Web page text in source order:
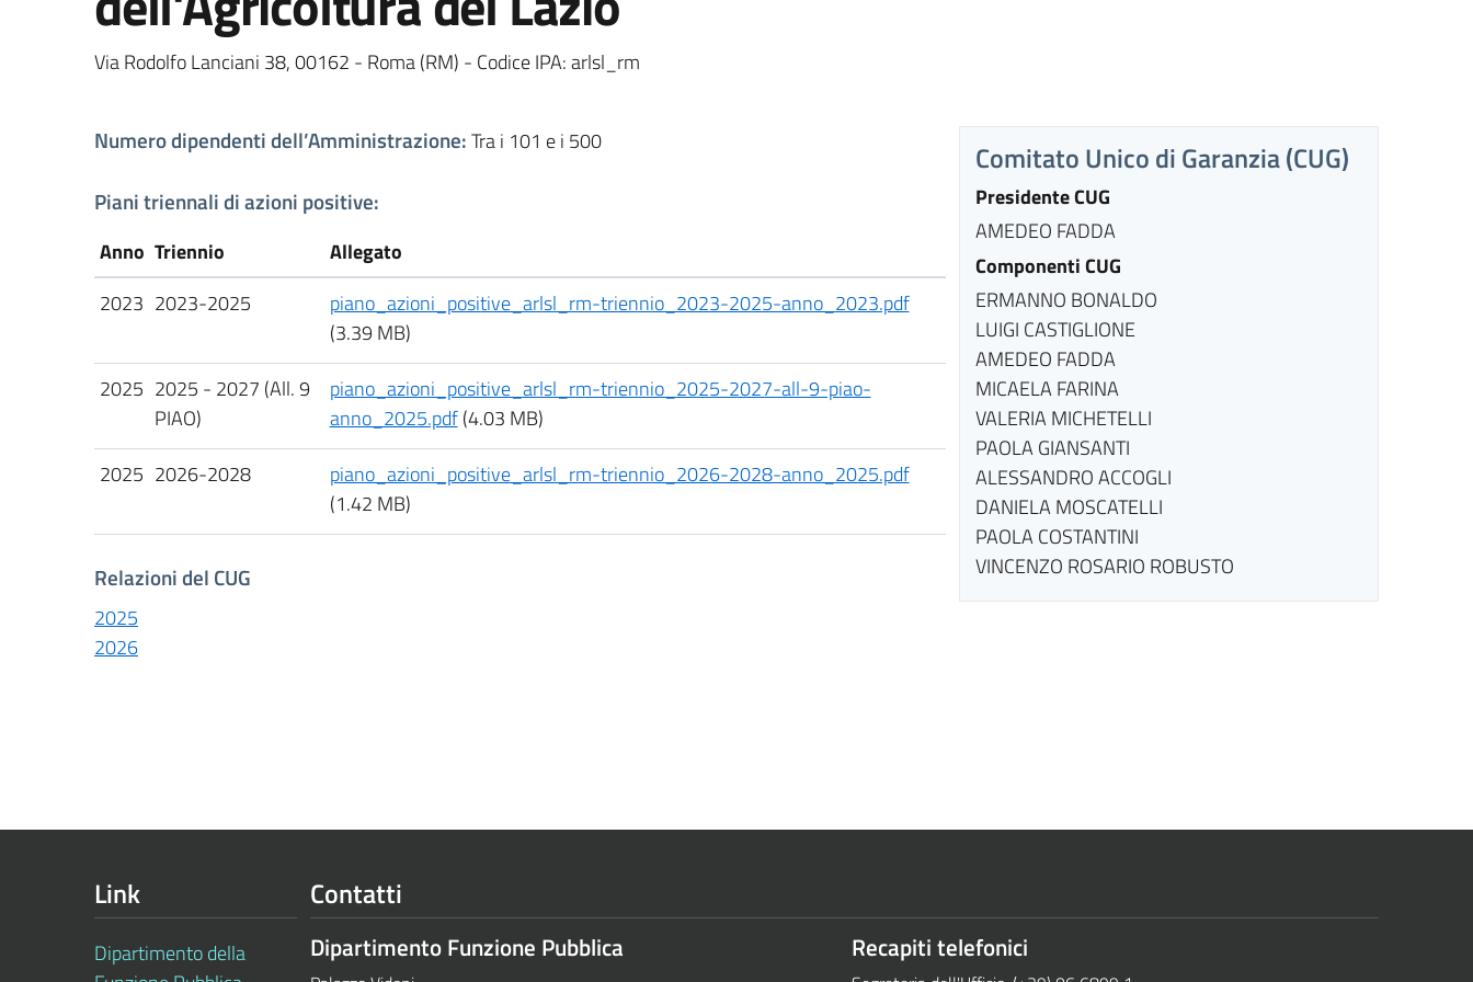
Via Rodolfo Lanciani 38, 00162 - Roma (RM) - Codice IPA: arlsl_rm
Numero dipendenti dell’Amministrazione:Tra i 101 e i 500
Piani triennali di azioni positive:
Anno Triennio
Allegato
2023 2023-2025
piano_azioni_positive_arlsl_rm-triennio_2023-2025-anno_2023.pdf
(3.39 MB)
2025 2025 - 2027 (All. 9
PIAO)
piano_azioni_positive_arlsl_rm-triennio_2025-2027-all-9-piao-
anno_2025.pdf (4.03 MB)
2025 2026-2028
piano_azioni_positive_arlsl_rm-triennio_2026-2028-anno_2025.pdf
(1.42 MB)
Relazioni del CUG
2025
2026
Comitato Unico di Garanzia (CUG)
Presidente CUG
AMEDEO FADDA
Componenti CUG
ERMANNO BONALDO
LUIGI CASTIGLIONE
AMEDEO FADDA
MICAELA FARINA
VALERIA MICHETELLI
PAOLA GIANSANTI
ALESSANDRO ACCOGLI
DANIELA MOSCATELLI
PAOLA COSTANTINI
VINCENZO ROSARIO ROBUSTO
Link
Dipartimento della
Contatti
Dipartimento Funzione Pubblica Recapiti telefonici